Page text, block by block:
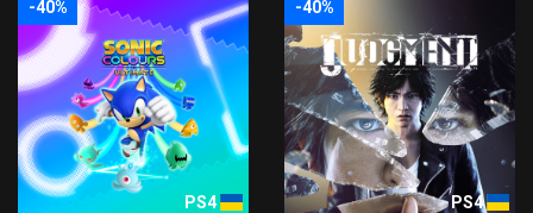
-40%
PS4
-40%
PS4